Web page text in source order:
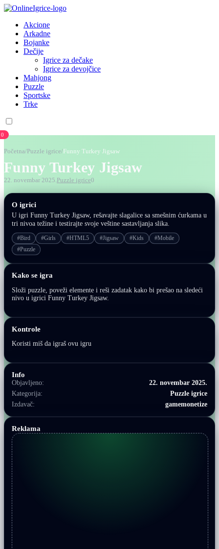
Akcione
Arkadne
Bojanke
Dečije
Igrice za dečake
Igrice za devojčice
Mahjong
Puzzle
Sportske
Trke
0
Početna/ Puzzle igrice/ Funny Turkey Jigsaw
Funny Turkey Jigsaw
22. novembar 2025.Puzzle igrice0
O igrici
U igri Funny Turkey Jigsaw, rešavajte slagalice sa smešnim ćurkama u
tri nivoa težine i testirajte svoje veštine sastavljanja slika.
#Bird #Girls #HTML5 #Jigsaw #Kids
#Mobile
#Puzzle
Kako se igra
Složi puzzle, poveži elemente i reši zadatak kako bi prešao na sledeći
nivo u igrici Funny Turkey Jigsaw.
Kontrole
Koristi miš da igraš ovu igru
Info
Objavljeno:
22. novembar 2025.
Kategorija:
Puzzle igrice
Izdavač:
gamemonetize
Reklama